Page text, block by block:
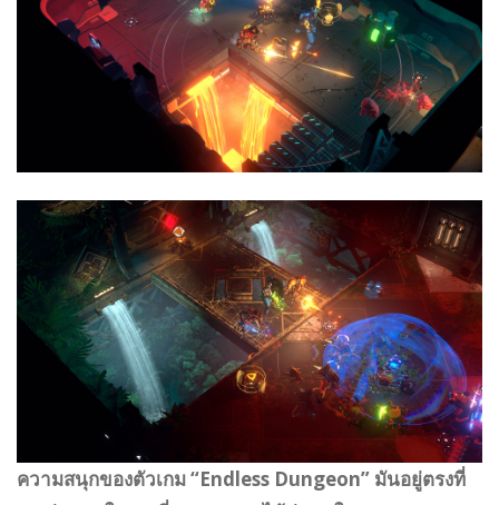
ความสนุกของตัวเกม “Endless Dungeon” มันอยู่ตรงที่